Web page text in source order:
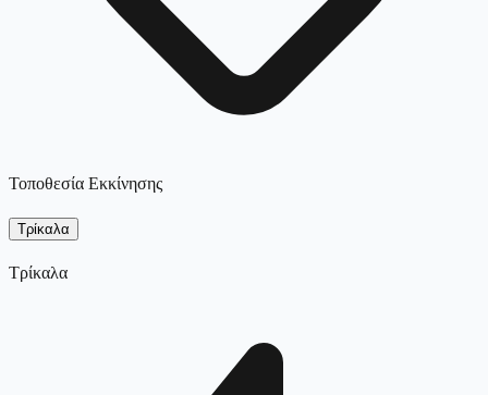
Τοποθεσία Εκκίνησης
Τρίκαλα
Τρίκαλα